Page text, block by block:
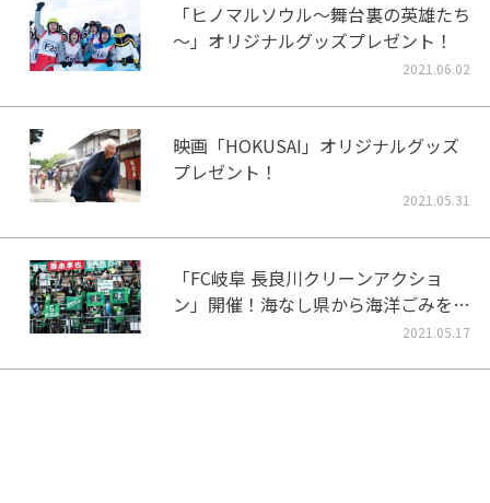
「ヒノマルソウル～舞台裏の英雄たち
～」オリジナルグッズプレゼント！
2021.06.02
映画「HOKUSAI」オリジナルグッズ
プレゼント！
2021.05.31
「FC岐阜 長良川クリーンアクショ
ン」開催！海なし県から海洋ごみをな
2021.05.17